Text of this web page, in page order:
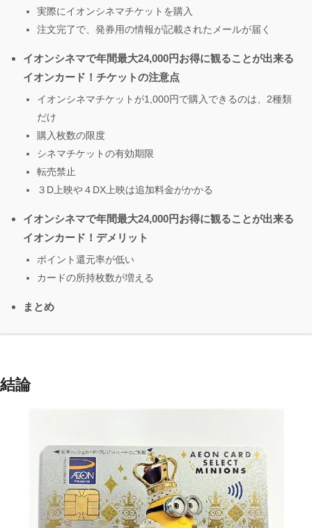
実際にイオンシネマチケットを購入
注文完了で、発券用の情報が記載されたメールが届く
イオンシネマで年間最大24,000円お得に観ることが出来る
イオンカード！チケットの注意点
イオンシネマチケットが1,000円で購入できるのは、2種類
だけ
購入枚数の限度
シネマチケットの有効期限
転売禁止
３D上映や４DX上映は追加料金がかかる
イオンシネマで年間最大24,000円お得に観ることが出来る
イオンカード！デメリット
ポイント還元率が低い
カードの所持枚数が増える
まとめ
結論